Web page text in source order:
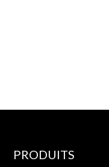
PRODUITS